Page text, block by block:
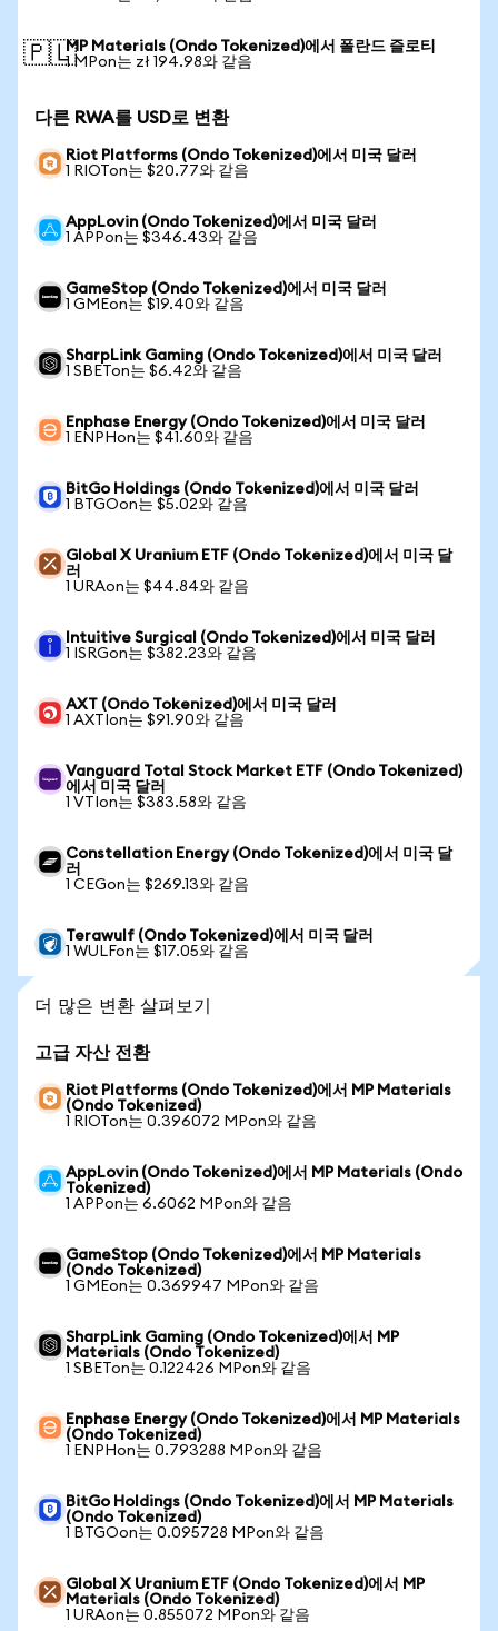
🇵🇱MP Materials (Ondo Tokenized)에서 폴란드 즐로티
1 MPon는 zł 194.98와 같음
다른 RWA를 USD로 변환
Riot Platforms (Ondo Tokenized)에서 미국 달러
1 RIOTon는 $20.77와 같음
AppLovin (Ondo Tokenized)에서 미국 달러
1 APPon는 $346.43와 같음
GameStop (Ondo Tokenized)에서 미국 달러
1 GMEon는 $19.40와 같음
SharpLink Gaming (Ondo Tokenized)에서 미국 달러
1 SBETon는 $6.42와 같음
Enphase Energy (Ondo Tokenized)에서 미국 달러
1 ENPHon는 $41.60와 같음
BitGo Holdings (Ondo Tokenized)에서 미국 달러
1 BTGOon는 $5.02와 같음
Global X Uranium ETF (Ondo Tokenized)에서 미국 달
러
1 URAon는 $44.84와 같음
Intuitive Surgical (Ondo Tokenized)에서 미국 달러
1 ISRGon는 $382.23와 같음
AXT (Ondo Tokenized)에서 미국 달러
1 AXTIon는 $91.90와 같음
Vanguard Total Stock Market ETF (Ondo Tokenized)
에서 미국 달러
1 VTIon는 $383.58와 같음
Constellation Energy (Ondo Tokenized)에서 미국 달
러
1 CEGon는 $269.13와 같음
Terawulf (Ondo Tokenized)에서 미국 달러
1 WULFon는 $17.05와 같음
더 많은 변환 살펴보기
고급 자산 전환
Riot Platforms (Ondo Tokenized)에서 MP Materials
(Ondo Tokenized)
1 RIOTon는 0.396072 MPon와 같음
AppLovin (Ondo Tokenized)에서 MP Materials (Ondo
Tokenized)
1 APPon는 6.6062 MPon와 같음
GameStop (Ondo Tokenized)에서 MP Materials
(Ondo Tokenized)
1 GMEon는 0.369947 MPon와 같음
SharpLink Gaming (Ondo Tokenized)에서 MP
Materials (Ondo Tokenized)
1 SBETon는 0.122426 MPon와 같음
Enphase Energy (Ondo Tokenized)에서 MP Materials
(Ondo Tokenized)
1 ENPHon는 0.793288 MPon와 같음
BitGo Holdings (Ondo Tokenized)에서 MP Materials
(Ondo Tokenized)
1 BTGOon는 0.095728 MPon와 같음
Global X Uranium ETF (Ondo Tokenized)에서 MP
Materials (Ondo Tokenized)
1 URAon는 0.855072 MPon와 같음